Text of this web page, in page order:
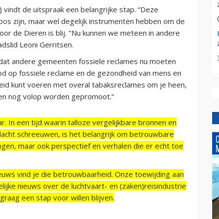
de uitspraak een belangrijke stap. “Deze
zijn, maar wel degelijk instrumenten hebben om de
de Dieren is blij. "Nu kunnen we meteen in andere
Leoni Gerritsen.
andere gemeenten fossiele reclames nu moeten
op fossiele reclame en de gezondheid van mens en
kunt voeren met overal tabaksreclames om je heen,
nog volop worden gepromoot.”
In een tijd waarin talloze vergelijkbare bronnen en
schreeuwen, is het belangrijk om betrouwbare
maar ook perspectief en verhalen die er echt toe
vind je die betrouwbaarheid. Onze toewijding aan
nieuws over de luchtvaart- en (zaken)reisindustrie
een stap voor willen blijven.